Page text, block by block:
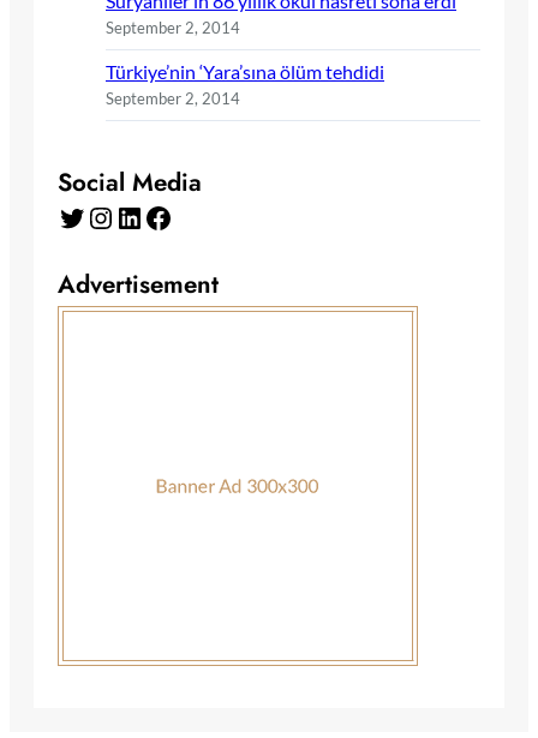
September 2, 2014
Türkiye’nin ‘Yara’sına ölüm tehdidi
September 2, 2014
Social Media
Twitter Instagram LinkedIn Facebook
Advertisement